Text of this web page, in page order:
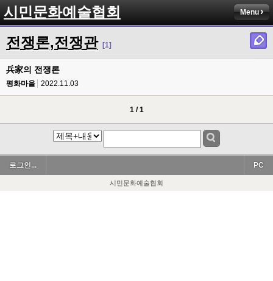
시민문화예술협회 Menu
전쟁론,전쟁관 [1]
兵家의 전쟁론
평화마을 2022.11.03
1 / 1
로그인... PC
시민문화예술협회